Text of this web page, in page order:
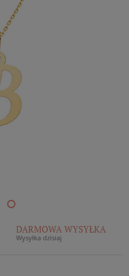
DARMOWA WYSYŁKA
Wysyłka dzisiaj